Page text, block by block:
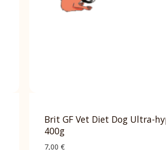
Brit GF Vet Diet Dog Ultra-
400g
7,00€